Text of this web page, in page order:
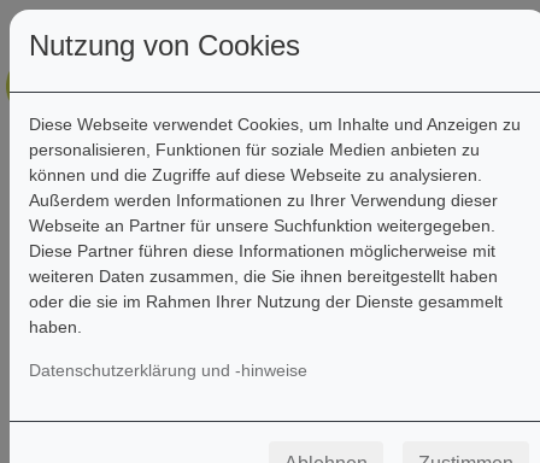
Nutzung von Cookies
Diese Webseite verwendet Cookies, um Inhalte und Anzeigen zu
personalisieren, Funktionen für soziale Medien anbieten zu
können und die Zugriffe auf diese Webseite zu analysieren.
Außerdem werden Informationen zu Ihrer Verwendung dieser
Webseite an Partner für unsere Suchfunktion weitergegeben.
Diese Partner führen diese Informationen möglicherweise mit
weiteren Daten zusammen, die Sie ihnen bereitgestellt haben
oder die sie im Rahmen Ihrer Nutzung der Dienste gesammelt
haben.
Datenschutzerklärung und -hinweise
Filter